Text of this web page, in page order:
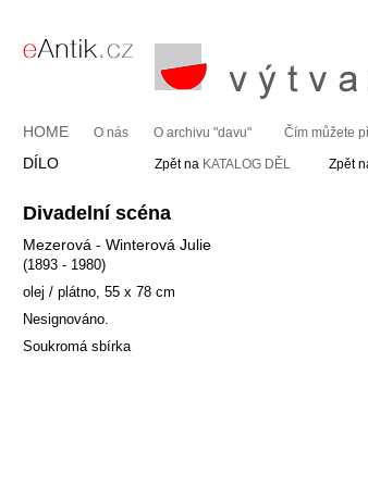
HOME O nás O archivu "davu" Čím můžete
DÍLO Zpět na KATALOG DĚL Zpět
Divadelní scéna
Mezerová - Winterová Julie
(1893 - 1980)
olej / plátno, 55 x 78 cm
Nesignováno.
Soukromá sbírka